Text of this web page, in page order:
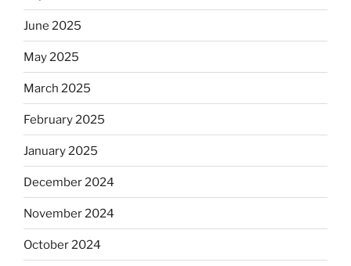
June 2025
May 2025
March 2025
February 2025
January 2025
December 2024
November 2024
October 2024